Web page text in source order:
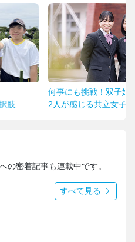
挑戦！双子姉妹の学校生活
じる共立女子第二の魅力とは
の密着記事も連載中です。
すべて見る